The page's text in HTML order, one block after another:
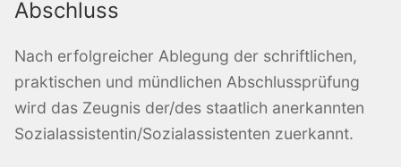
Abschluss
Nach erfolgreicher Ablegung der schriftlichen,
praktischen und mündlichen Abschlussprüfung
wird das Zeugnis der/des staatlich anerkannten
Sozialassistentin/Sozialassistenten zuerkannt.